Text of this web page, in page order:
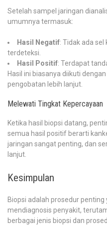
Setelah sampel jaringan
umumnya termasuk:
Hasil Negatif: Tidak ada
terdeteksi.
Hasil Positif: Terdapat
Hasil ini biasanya diikuti
pengobatan lebih lanjut.
Melewati Tingkat Kepercayaan
Ketika hasil biopsi datang,
semua hasil positif berarti
jaringan sangat penting, dan
lanjut.
Kesimpulan
Biopsi adalah prosedur
mendiagnosis penyakit,
berbagai jenis biopsi dan